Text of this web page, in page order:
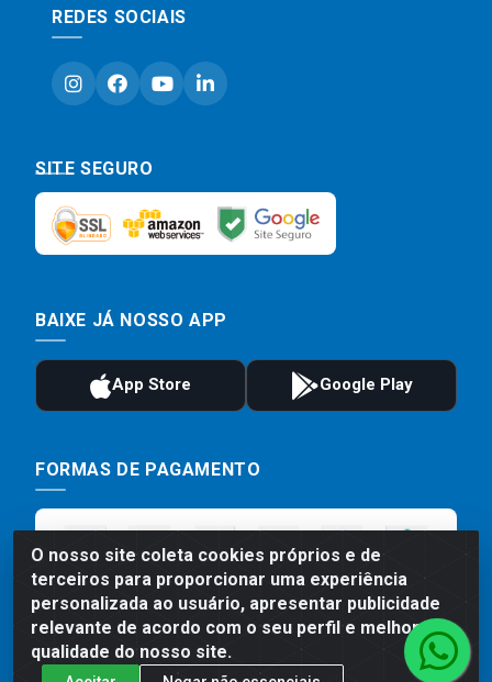
O nosso site coleta cookies próprios e de
terceiros para proporcionar uma experiência
personalizada ao usuário, apresentar publicidade
relevante de acordo com o seu perfil e melhorar a
qualidade do nosso site.
REDES SOCIAIS
SITE SEGURO
BAIXE JÁ NOSSO APP
FORMAS DE PAGAMENTO